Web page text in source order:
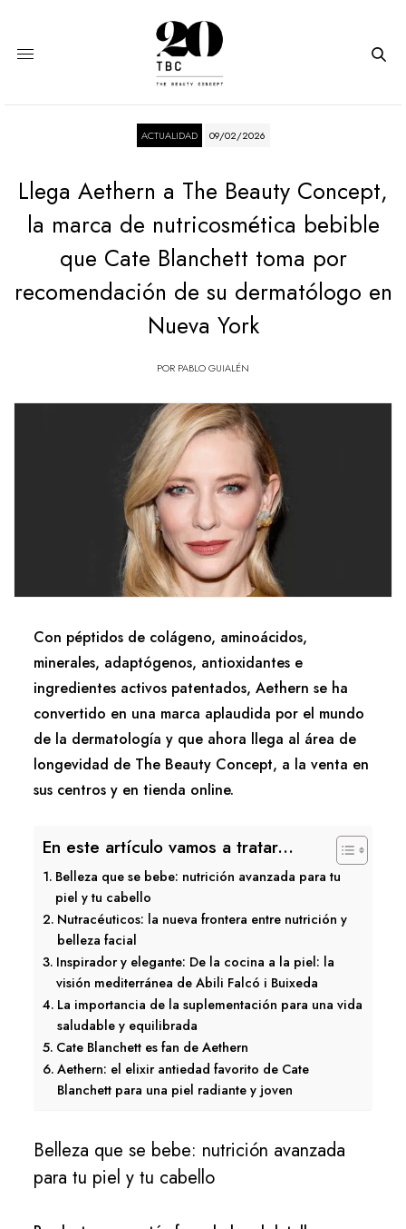
ACTUALIDAD 09/02/2026
Llega Aethern a The Beauty Concept,
la marca de nutricosmética bebible
que Cate Blanchett toma por
recomendación de su dermatólogo en
Nueva York
POR PABLO GUIALÉN
Con péptidos de colágeno, aminoácidos,
minerales, adaptógenos, antioxidantes e
ingredientes activos patentados, Aethern se ha
convertido en una marca aplaudida por el mundo
de la dermatología y que ahora llega al área de
longevidad de The Beauty Concept, a la venta en
sus centros y en tienda online.
En este artículo vamos a tratar...
Belleza que se bebe: nutrición avanzada para tu
piel y tu cabello
Nutracéuticos: la nueva frontera entre nutrición y
belleza facial
Inspirador y elegante: De la cocina a la piel: la
visión mediterránea de Abili Falcó i Buixeda
La importancia de la suplementación para una vida
saludable y equilibrada
Cate Blanchett es fan de Aethern
Aethern: el elixir antiedad favorito de Cate
Blanchett para una piel radiante y joven
Belleza que se bebe: nutrición avanzada
para tu piel y tu cabello